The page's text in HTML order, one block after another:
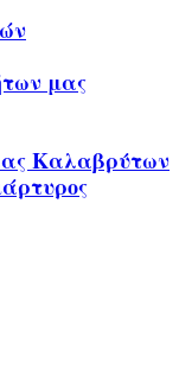
μας
Καλαβρύτων